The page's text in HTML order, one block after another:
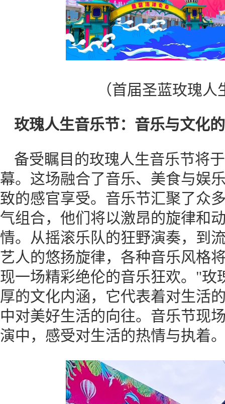
（首届圣蓝玫瑰
玫瑰人生音乐节：音乐与文化
备受瞩目的玫瑰人生音乐节将
幕。这场融合了音乐、美食与娱
致的感官享受。音乐节汇聚了众
气组合，他们将以激昂的旋律和
情。从摇滚乐队的狂野演奏，到
艺人的悠扬旋律，各种音乐风格
现一场精彩绝伦的音乐狂欢。"
厚的文化内涵，它代表着对生活
中对美好生活的向往。音乐节现
演中，感受对生活的热情与执着